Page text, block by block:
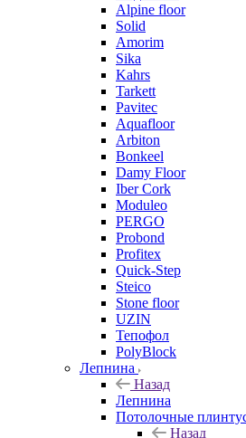
Alpine floor
Solid
Amorim
Sika
Kahrs
Tarkett
Pavitec
Aquafloor
Arbiton
Bonkeel
Damy Floor
Iber Cork
Moduleo
PERGO
Probond
Profitex
Quick-Step
Steico
Stone floor
UZIN
Тепофол
PolyBlock
Лепнина
Назад
Лепнина
Потолочные
Назад